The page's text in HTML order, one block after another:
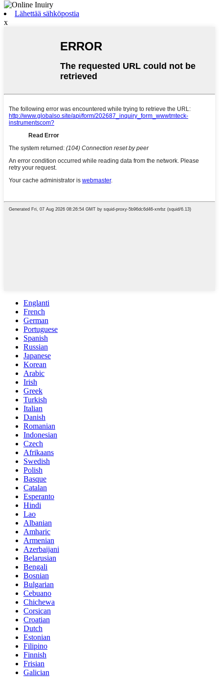
Lähettää sähköpostia
x
Englanti
French
German
Portuguese
Spanish
Russian
Japanese
Korean
Arabic
Irish
Greek
Turkish
Italian
Danish
Romanian
Indonesian
Czech
Afrikaans
Swedish
Polish
Basque
Catalan
Esperanto
Hindi
Lao
Albanian
Amharic
Armenian
Azerbaijani
Belarusian
Bengali
Bosnian
Bulgarian
Cebuano
Chichewa
Corsican
Croatian
Dutch
Estonian
Filipino
Finnish
Frisian
Galician